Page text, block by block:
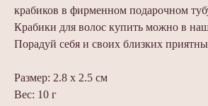
крабиков в фирменном подарочном
Крабики для волос купить можно в
Порадуй себя и своих близких
Размер: 2.8 х 2.5 см
Вес: 10 г